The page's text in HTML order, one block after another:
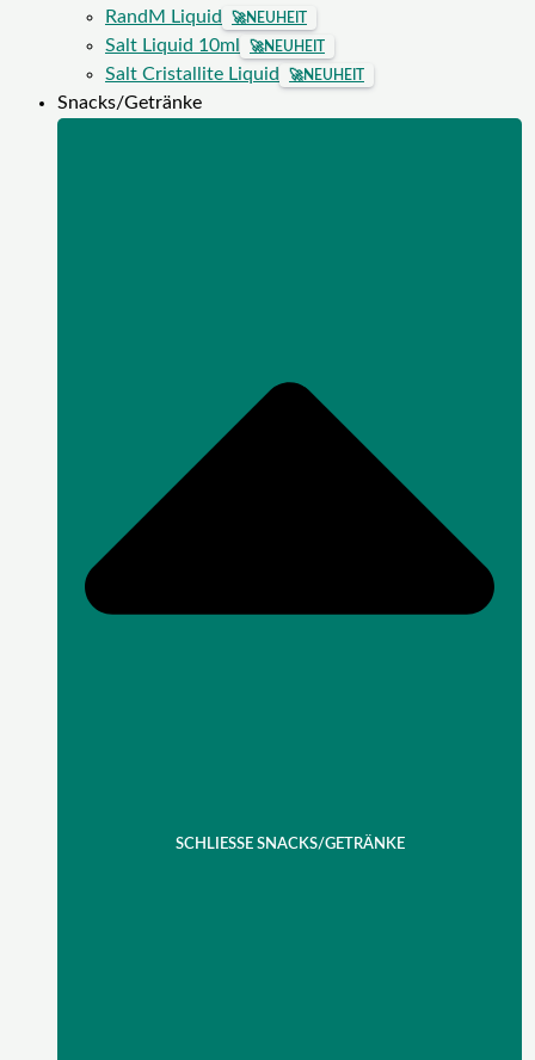
RandM Liquid
🚀NEUHEIT
Salt Liquid 10ml 🚀NEUHEIT
Salt Cristallite Liquid 🚀NEUHEIT
Snacks/Getränke
SCHLIESSE SNACKS/GETRÄNKE